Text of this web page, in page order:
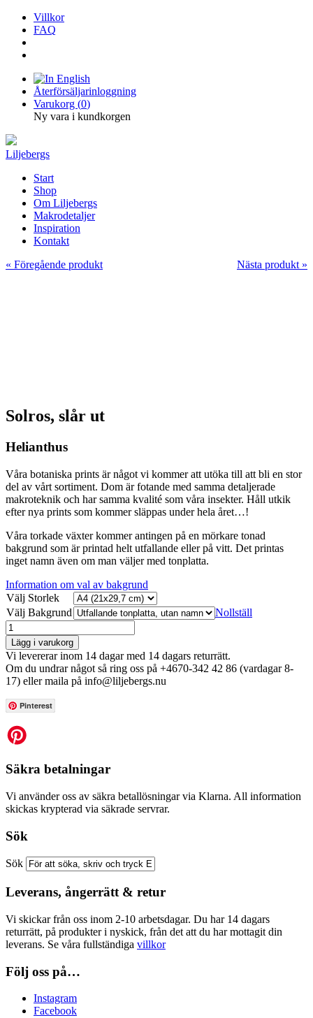
Villkor
FAQ
Återförsäljarinloggning
Varukorg (0)
Ny vara i kundkorgen
Liljebergs
Start
Shop
Om Liljebergs
Makrodetaljer
Inspiration
Kontakt
« Föregående produkt
Nästa produkt »
Solros, slår ut
Helianthus
Våra botaniska prints är något vi kommer att utöka till att bli en stor
del av vårt sortiment. Dom är fotande med samma detaljerade
makroteknik och har samma kvalité som våra insekter. Håll utkik
efter nya prints som kommer släppas under hela året…!
Våra torkade växter kommer antingen på en mörkare tonad
bakgrund som är printad helt utfallande eller på vitt. Det printas
inget namn även om man väljer med tonplatta.
Information om val av bakgrund
Välj Storlek
Välj Bakgrund
Nollställ
Lägg i varukorg
Vi levererar inom 14 dagar med 14 dagars returrätt.
Om du undrar något så ring oss på +4670-342 42 86 (vardagar 8-
17) eller maila på info@liljebergs.nu
Pinterest
Säkra betalningar
Vi använder oss av säkra betallösningar via Klarna. All information
skickas krypterad via säkrade servrar.
Sök
Sök
Leverans, ångerrätt & retur
Vi skickar från oss inom 2-10 arbetsdagar. Du har 14 dagars
returrätt, på produkter i nyskick, från det att du har mottagit din
leverans. Se våra fullständiga villkor
Följ oss på…
Instagram
Facebook